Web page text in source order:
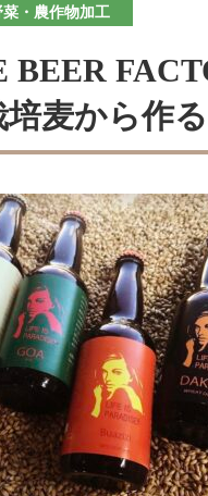
菜・農作物加工
BEER
麦から作